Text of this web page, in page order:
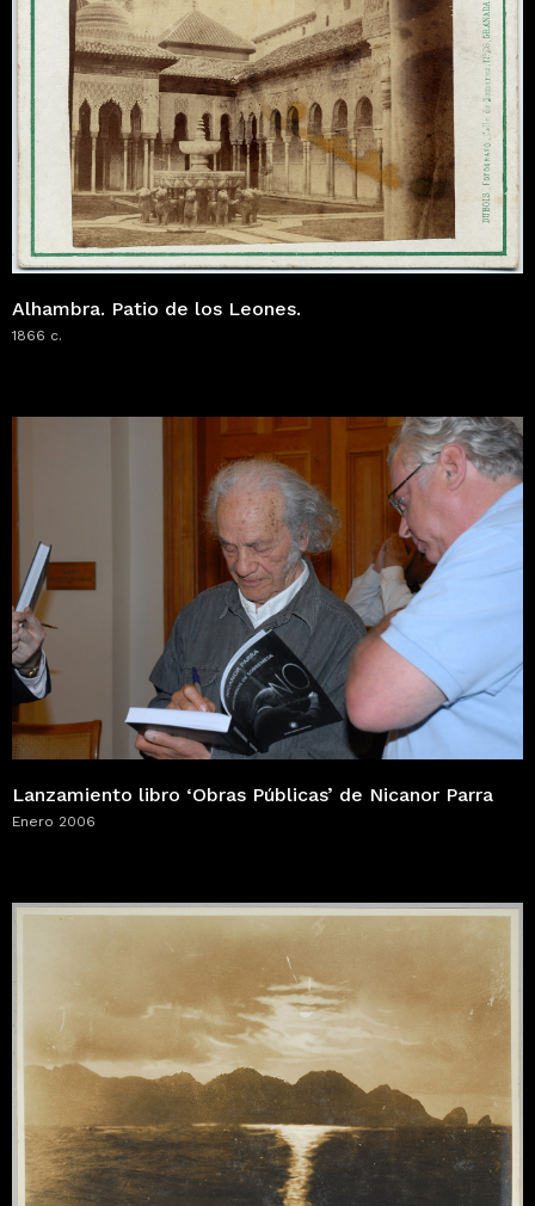
Alhambra. Patio de los Leones.
1866 c.
Lanzamiento libro ‘Obras Públicas’ de Nicanor Parra
Enero 2006